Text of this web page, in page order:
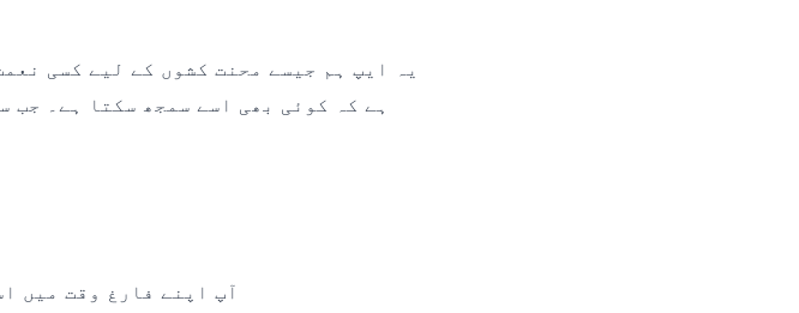
یہ ایپ ہم جیسے محنت کشوں کے لیے کسی
ہے کہ کوئی بھی اسے سمجھ سکتا ہے۔ جب
آپ اپنے فارغ وقت میں